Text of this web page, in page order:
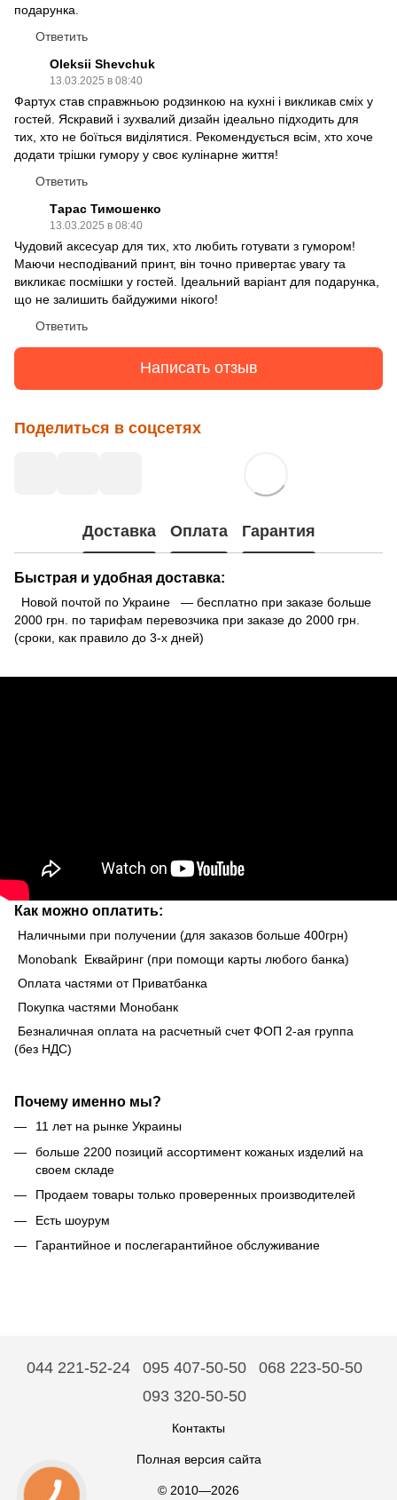
подарунка.
Ответить
Oleksii Shevchuk
13.03.2025 в 08:40
Фартух став справжньою родзинкою на кухні і викликав сміх у
гостей. Яскравий і зухвалий дизайн ідеально підходить для
тих, хто не боїться виділятися. Рекомендується всім, хто хоче
додати трішки гумору у своє кулінарне життя!
Ответить
Тарас Тимошенко
13.03.2025 в 08:40
Чудовий аксесуар для тих, хто любить готувати з гумором!
Маючи несподіваний принт, він точно привертає увагу та
викликає посмішки у гостей. Ідеальний варіант для подарунка,
що не залишить байдужими нікого!
Ответить
Написать отзыв
Поделиться в соцсетях
Доставка Оплата Гарантия
Быстрая и удобная доставка:
Новой почтой по Украине — бесплатно при заказе больше
2000 грн. по тарифам перевозчика при заказе до 2000 грн.
(сроки, как правило до 3-х дней)
Как можно оплатить:
Наличными при получении (для заказов больше 400грн)
Monobank Еквайринг (при помощи карты любого банка)
Оплата частями от Приватбанка
Покупка частями Монобанк
Безналичная оплата на расчетный счет ФОП 2-ая группа
(без НДС)
Почему именно мы?
11 лет на рынке Украины
больше 2200 позиций ассортимент кожаных изделий на
своем складе
Продаем товары только проверенных производителей
Есть шоурум
Гарантийное и послегарантийное обслуживание
044 221-52-24 095 407-50-50
068 223-50-50
093 320-50-50
Контакты
Полная версия сайта
© 2010—2026